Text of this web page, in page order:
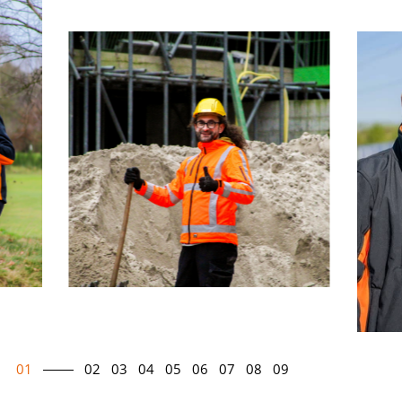
01 02 03 04 05 06 07 08 09